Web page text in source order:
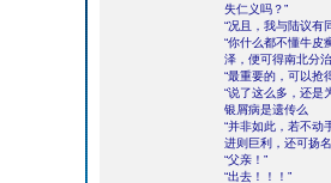
失仁义吗？”
“况且，我与陆议有
“你什么都不懂牛皮
泽，便可得南北分
“最重要的，可以抢
“说了这么多，还是
银屑病是遗传么
“并非如此，若不动
进则巨利，还可扬
“父亲！”
“出去！！！”